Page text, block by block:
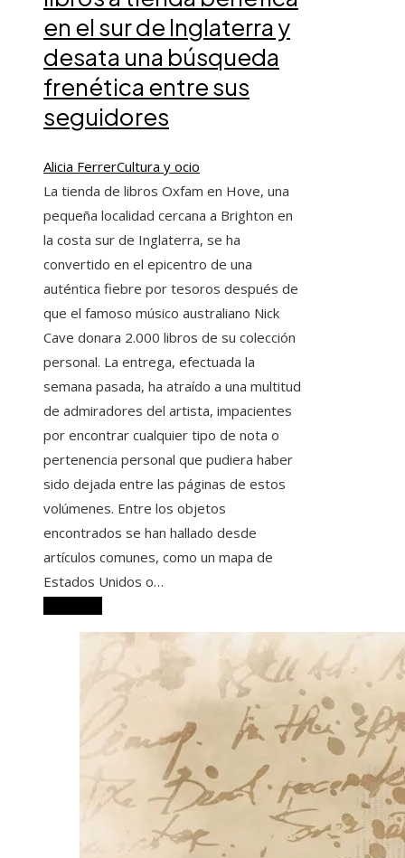
en el sur de Inglaterra y
desata una búsqueda
frenética entre sus
seguidores
Alicia FerrerCultura y ocio
La tienda de libros Oxfam en Hove, una
pequeña localidad cercana a Brighton en
la costa sur de Inglaterra, se ha
convertido en el epicentro de una
auténtica fiebre por tesoros después de
que el famoso músico australiano Nick
Cave donara 2.000 libros de su colección
personal. La entrega, efectuada la
semana pasada, ha atraído a una multitud
de admiradores del artista, impacientes
por encontrar cualquier tipo de nota o
pertenencia personal que pudiera haber
sido dejada entre las páginas de estos
volúmenes. Entre los objetos
encontrados se han hallado desde
artículos comunes, como un mapa de
Estados Unidos o…